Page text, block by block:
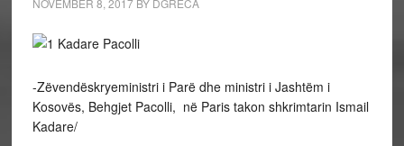
NOVEMBER 8, 2017BY DGRECA
-Zëvendëskryeministri i Parë dhe ministri i Jashtëm i
Kosovës, Behgjet Pacolli, në Paris takon shkrimtarin Ismail
Kadare/